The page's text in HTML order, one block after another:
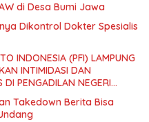
di Desa Bumi Jawa
Dikontrol Dokter Spesialis
INDONESIA (PFI) LAMPUNG
INTIMIDASI DAN
DI PENGADILAN NEGERI
Takedown Berita Bisa